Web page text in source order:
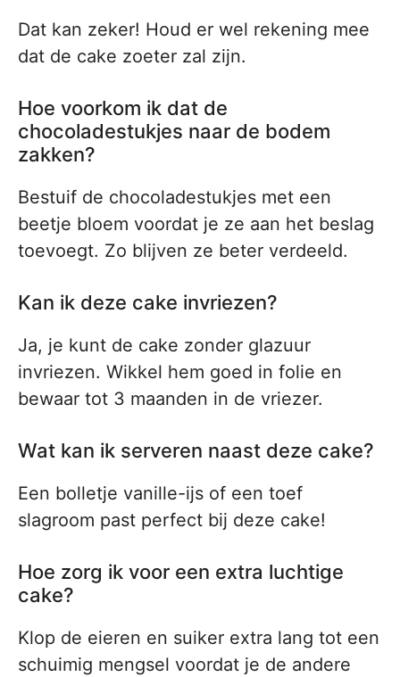
Dat kan zeker! Houd er wel rekening mee
dat de cake zoeter zal zijn.
Hoe voorkom ik dat de
chocoladestukjes naar de bodem
zakken?
Bestuif de chocoladestukjes met een
beetje bloem voordat je ze aan het beslag
toevoegt. Zo blijven ze beter verdeeld.
Kan ik deze cake invriezen?
Ja, je kunt de cake zonder glazuur
invriezen. Wikkel hem goed in folie en
bewaar tot 3 maanden in de vriezer.
Wat kan ik serveren naast deze cake?
Een bolletje vanille-ijs of een toef
slagroom past perfect bij deze cake!
Hoe zorg ik voor een extra luchtige
cake?
Klop de eieren en suiker extra lang tot een
schuimig mengsel voordat je de andere